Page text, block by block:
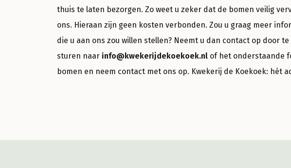
thuis te laten bezorgen. Zo weet u zeker dat de bomen veilig
ons. Hieraan zijn geen kosten verbonden. Zou u graag meer
die u aan ons zou willen stellen? Neemt u dan contact op door
sturen naar info@kwekerijdekoekoek.nl of het onderstaande
bomen en neem contact met ons op. Kwekerij de Koekoek: hét